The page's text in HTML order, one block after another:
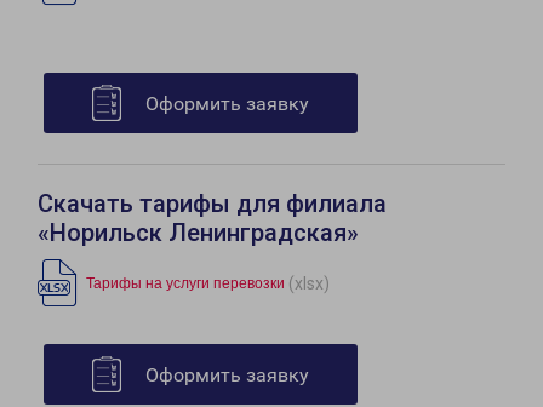
Оформить заявку
Скачать тарифы для филиала
«Норильск Ленинградская»
Тарифы на услуги перевозки (xlsx)
Оформить заявку